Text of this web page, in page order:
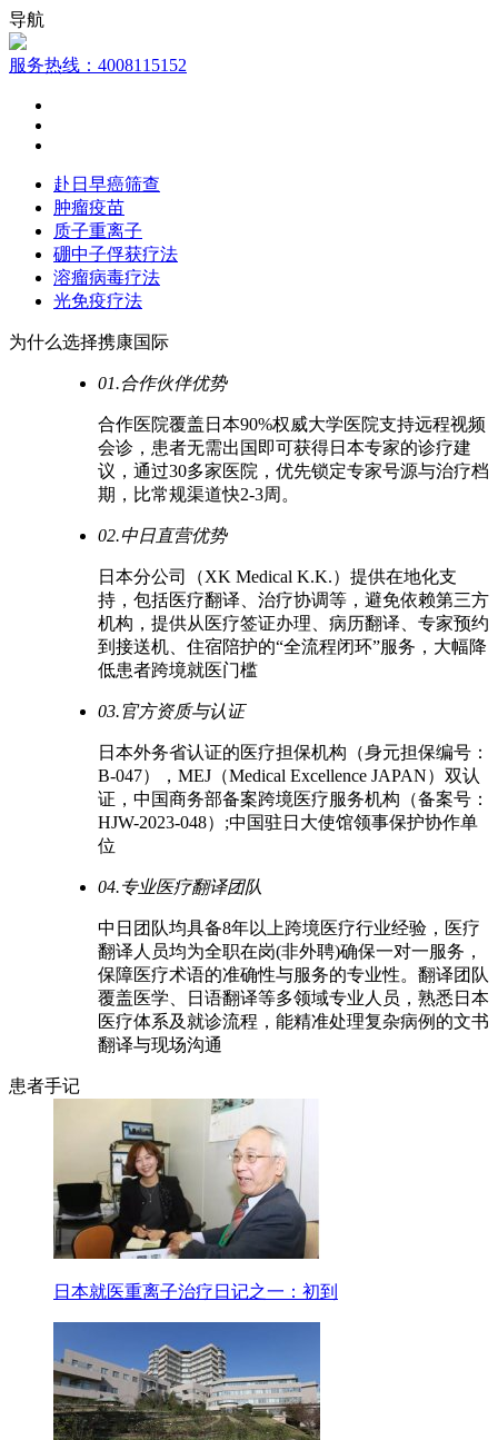
导航
服务热线：4008115152
赴日早癌筛查
肿瘤疫苗
质子重离子
硼中子俘获疗法
溶瘤病毒疗法
光免疫疗法
为什么选择携康国际
01.合作伙伴优势
合作医院覆盖日本90%权威大学医院支持远程视频
会诊，患者无需出国即可获得日本专家的诊疗建
议，通过30多家医院，优先锁定专家号源与治疗档
期，比常规渠道快2-3周。
02.中日直营优势
日本分公司（XK Medical K.K.）提供在地化支
持，包括医疗翻译、治疗协调等，避免依赖第三方
机构，提供从医疗签证办理、病历翻译、专家预约
到接送机、住宿陪护的“全流程闭环”服务，大幅降
低患者跨境就医门槛
03.官方资质与认证
日本外务省认证的医疗担保机构（身元担保编号：
B-047），MEJ（Medical Excellence JAPAN）双认
证，中国商务部备案跨境医疗服务机构（备案号：
HJW-2023-048）;中国驻日大使馆领事保护协作单
位
04.专业医疗翻译团队
中日团队均具备8年以上跨境医疗行业经验，医疗
翻译人员均为全职在岗(非外聘)确保一对一服务，
保障医疗术语的准确性与服务的专业性。翻译团队
覆盖医学、日语翻译等多领域专业人员，熟悉日本
医疗体系及就诊流程，能精准处理复杂病例的文书
翻译与现场沟通
患者手记
日本就医重离子治疗日记之一：初到